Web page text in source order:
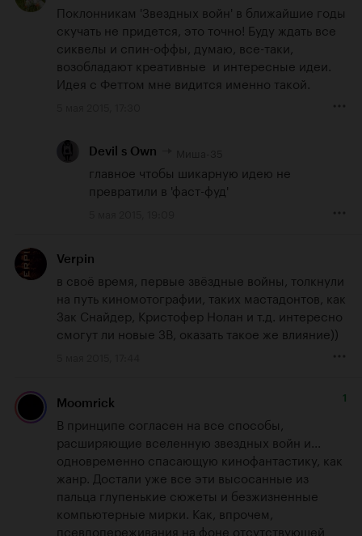
Поклонникам 'Звездных войн' в ближайшие годы
скучать не придется, это точно! Буду ждать все
сиквелы и спин-оффы, думаю, все-таки,
возобладают креативные  и интересные идеи.
Идея с Феттом мне видится именно такой.
Devil s Own
главное чтобы шикарную идею не
превратили в 'фаст-фуд'
Verpin
в своё время, первые звёздные войны, толкнули
на путь киномотографии, таких мастадонтов, как
Зак Снайдер, Кристофер Нолан и т.д. интересно
смогут ли новые ЗВ, оказать такое же влияние))
Moomrick 1
В принципе согласен на все способы,
расширяющие вселенную звездных войн и...
одновременно спасающую кинофантастику, как
жанр. Достали уже все эти высосанные из
пальца глупенькие сюжеты и безжизненные
компьютерные мирки. Как, впрочем,
псевдопереживания на фоне отсутствующей